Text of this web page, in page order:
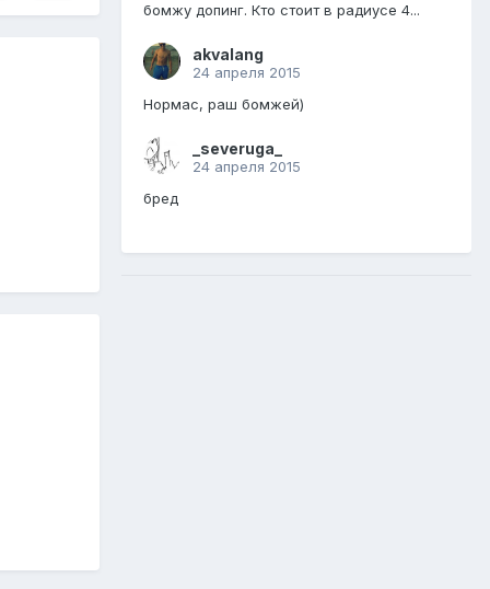
бомжу допинг. Кто стоит в радиусе 4...
akvalang
24 апреля 2015
Нормас, раш бомжей)
_severuga_
24 апреля 2015
бред